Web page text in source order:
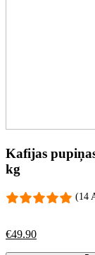
Kafijas
kg
(14
€49.90